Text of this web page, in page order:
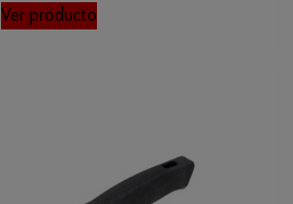
Ver producto